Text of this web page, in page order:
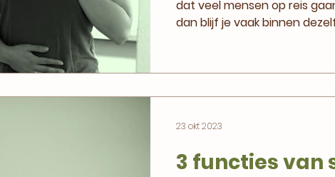
dat veel mensen op reis
dan blijf je vaak binnen
3 functies van
23 okt 2023